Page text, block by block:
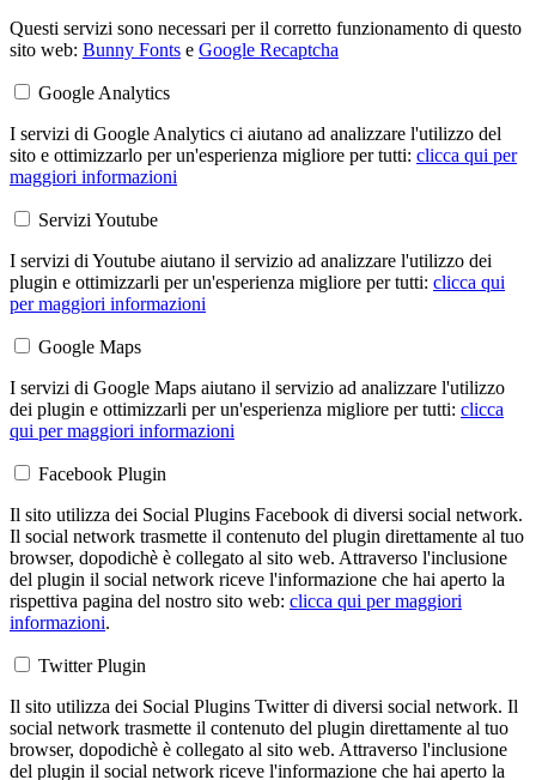
Questi servizi sono necessari per il corretto funzionamento di questo
sito web: Bunny Fonts e Google Recaptcha
Google Analytics
I servizi di Google Analytics ci aiutano ad analizzare l'utilizzo del
sito e ottimizzarlo per un'esperienza migliore per tutti: clicca qui per
maggiori informazioni
Servizi Youtube
I servizi di Youtube aiutano il servizio ad analizzare l'utilizzo dei
plugin e ottimizzarli per un'esperienza migliore per tutti: clicca qui
per maggiori informazioni
Google Maps
I servizi di Google Maps aiutano il servizio ad analizzare l'utilizzo
dei plugin e ottimizzarli per un'esperienza migliore per tutti: clicca
qui per maggiori informazioni
Facebook Plugin
Il sito utilizza dei Social Plugins Facebook di diversi social network.
Il social network trasmette il contenuto del plugin direttamente al tuo
browser, dopodichè è collegato al sito web. Attraverso l'inclusione
del plugin il social network riceve l'informazione che hai aperto la
rispettiva pagina del nostro sito web: clicca qui per maggiori
informazioni.
Twitter Plugin
Il sito utilizza dei Social Plugins Twitter di diversi social network. Il
social network trasmette il contenuto del plugin direttamente al tuo
browser, dopodichè è collegato al sito web. Attraverso l'inclusione
del plugin il social network riceve l'informazione che hai aperto la